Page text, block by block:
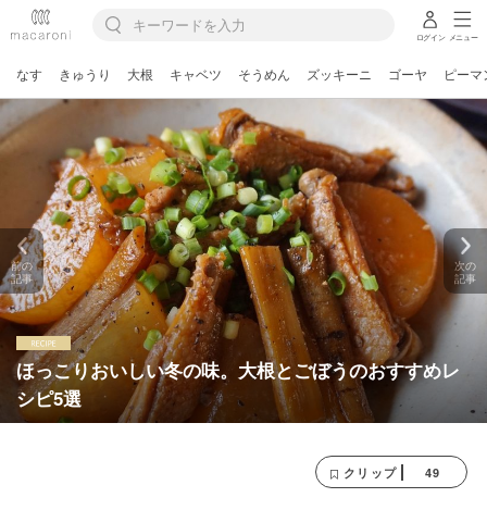
ログイン メニュー
なす きゅうり 大根 キャベツ そうめん ズッキーニ ゴーヤ ピーマ
ほっこりおいしい冬の味。大根とごぼうのおすすめレ
シピ5選
前の
記事
次の
記事
クリップ 49